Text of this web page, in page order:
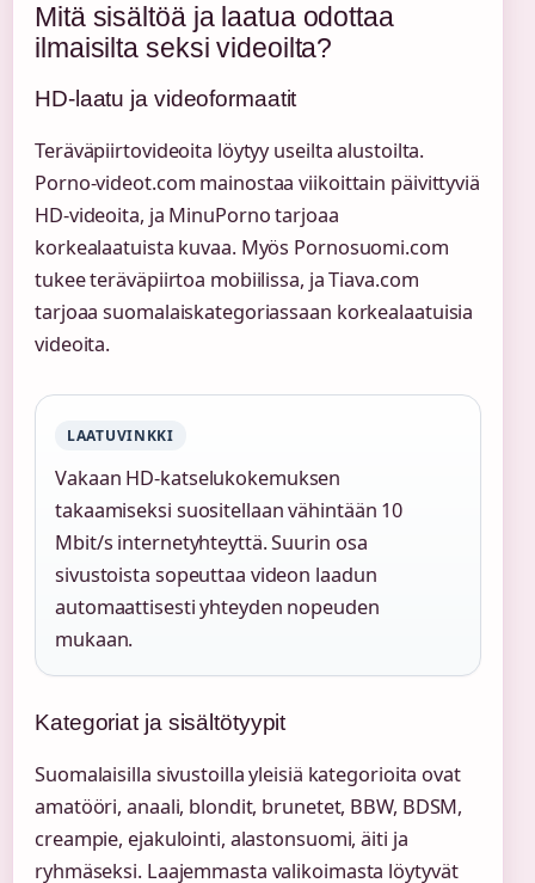
Mitä sisältöä ja laatua odottaa
ilmaisilta seksi videoilta?
HD-laatu ja videoformaatit
Teräväpiirtovideoita löytyy useilta alustoilta.
Porno-videot.com mainostaa viikoittain päivittyviä
HD-videoita, ja MinuPorno tarjoaa
korkealaatuista kuvaa. Myös Pornosuomi.com
tukee teräväpiirtoa mobiilissa, ja Tiava.com
tarjoaa suomalaiskategoriassaan korkealaatuisia
videoita.
LAATUVINKKI
Vakaan HD-katselukokemuksen
takaamiseksi suositellaan vähintään 10
Mbit/s internetyhteyttä. Suurin osa
sivustoista sopeuttaa videon laadun
automaattisesti yhteyden nopeuden
mukaan.
Kategoriat ja sisältötyypit
Suomalaisilla sivustoilla yleisiä kategorioita ovat
amatööri, anaali, blondit, brunetet, BBW, BDSM,
creampie, ejakulointi, alastonsuomi, äiti ja
ryhmäseksi. Laajemmasta valikoimasta löytyvät